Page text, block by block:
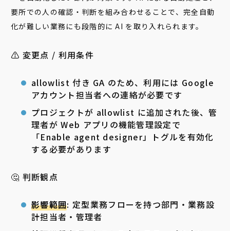
要所での人の確認・判断を組み合わせることで、完全自動
化が難しい業務にも段階的に AI を取り入れられます。
⚠️ 変更点 / 利用条件
allowlist 付き GA のため、利用には Google
アカウント担当者への連絡が必要です
プロジェクトが allowlist に追加された後、管
理者が Web アプリの機能管理設定で
「Enable agent designer」トグルを有効化
する必要があります
🤔 判断観点
影響範囲: 定型業務フローを持つ部門・業務設
計担当者・管理者